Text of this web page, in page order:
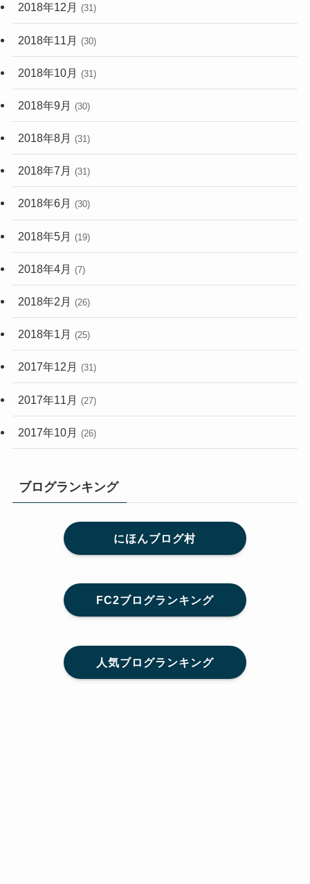
2018年12月 (31)
2018年11月 (30)
2018年10月 (31)
2018年9月 (30)
2018年8月 (31)
2018年7月 (31)
2018年6月 (30)
2018年5月 (19)
2018年4月 (7)
2018年2月 (26)
2018年1月 (25)
2017年12月 (31)
2017年11月 (27)
2017年10月 (26)
ブログランキング
にほんブログ村
FC2ブログランキング
人気ブログランキング